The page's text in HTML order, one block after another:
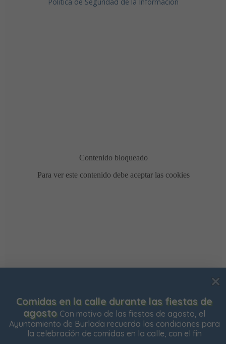
Comidas en la calle durante las fiestas de
agosto Con motivo de las fiestas de agosto, el
Ayuntamiento de Burlada recuerda las condiciones para
la celebración de comidas en la calle, con el fin
Usamos cookies para mejorar su experiencia de
navegación en nuestra web, para mostrarle contenidos
personalizados y analizar el tráfico de nuestra web.
Configurar